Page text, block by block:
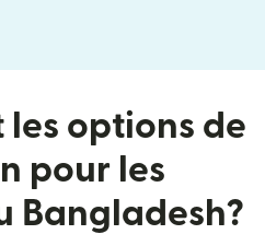
les options de
pour les
Bangladesh?